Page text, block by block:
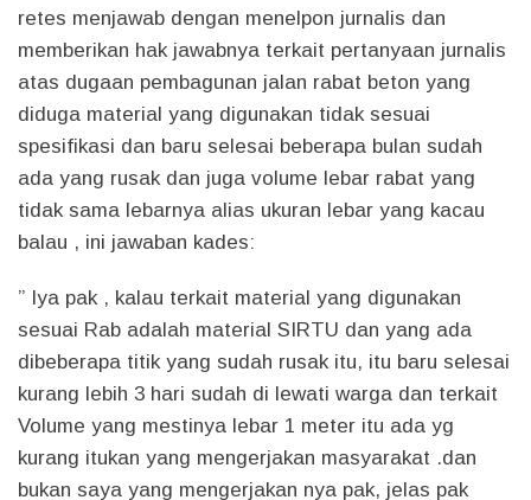
retes menjawab dengan menelpon jurnalis dan
memberikan hak jawabnya terkait pertanyaan jurnalis
atas dugaan pembagunan jalan rabat beton yang
diduga material yang digunakan tidak sesuai
spesifikasi dan baru selesai beberapa bulan sudah
ada yang rusak dan juga volume lebar rabat yang
tidak sama lebarnya alias ukuran lebar yang kacau
balau , ini jawaban kades:
” Iya pak , kalau terkait material yang digunakan
sesuai Rab adalah material SIRTU dan yang ada
dibeberapa titik yang sudah rusak itu, itu baru selesai
kurang lebih 3 hari sudah di lewati warga dan terkait
Volume yang mestinya lebar 1 meter itu ada yg
kurang itukan yang mengerjakan masyarakat .dan
bukan saya yang mengerjakan nya pak, jelas pak